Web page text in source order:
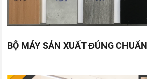
BỘ MÁY SẢN XUẤT ĐÚNG